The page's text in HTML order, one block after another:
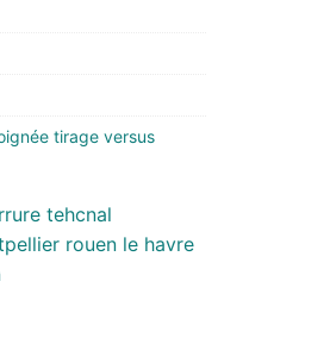
tirage versus